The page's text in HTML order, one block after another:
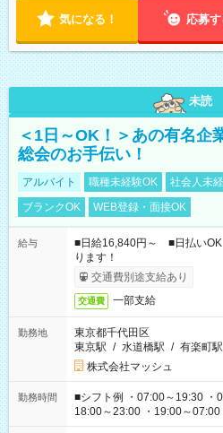
気になる！ 応募す
未読
＜1日～OK！＞あの有名企
総会のお手伝い！
アルバイト 職種未経験OK 社会人未
ブランクOK
WEB登録・面接OK
給与
■日給16,840円～ ■日払い
ります！
交通費別途支給あり
交通費 一部支給
勤務地
東京都千代田区
東京駅 / 水道橋駅 / 有楽町駅
株式会社マッシュ
勤務時間
■シフト例 ・07:00～19:30 ・
18:00～23:00 ・19:00～
etc ★最短で3時間で5,120円のお仕事から 15時間で2万円近く稼